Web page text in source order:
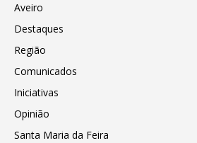
Aveiro
Destaques
Região
Comunicados
Iniciativas
Opinião
Santa Maria da Feira